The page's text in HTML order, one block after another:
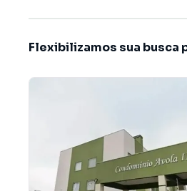
Flexibilizamos sua busca